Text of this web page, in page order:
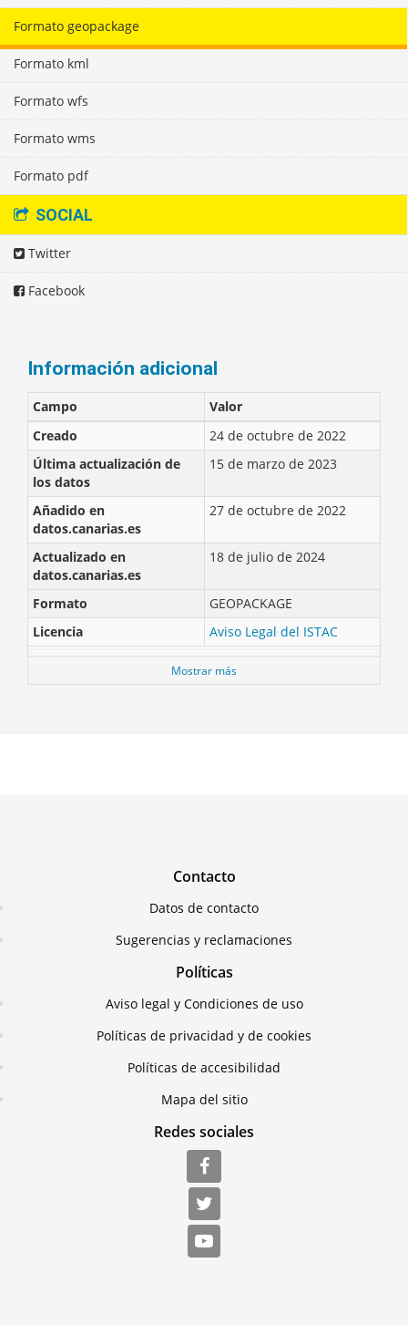
Formato geopackage
Formato kml
Formato wfs
Formato wms
Formato pdf
SOCIAL
Twitter
Facebook
Información adicional
Campo
Valor
Creado
24 de octubre de 2022
Última actualización de
los datos
15 de marzo de 2023
Añadido en
datos.canarias.es
27 de octubre de 2022
Actualizado en
datos.canarias.es
18 de julio de 2024
Formato
GEOPACKAGE
Licencia
Aviso Legal del ISTAC
Mostrar más
Contacto
Datos de contacto
Sugerencias y reclamaciones
Políticas
Aviso legal y Condiciones de uso
Políticas de privacidad y de cookies
Políticas de accesibilidad
Mapa del sitio
Redes sociales